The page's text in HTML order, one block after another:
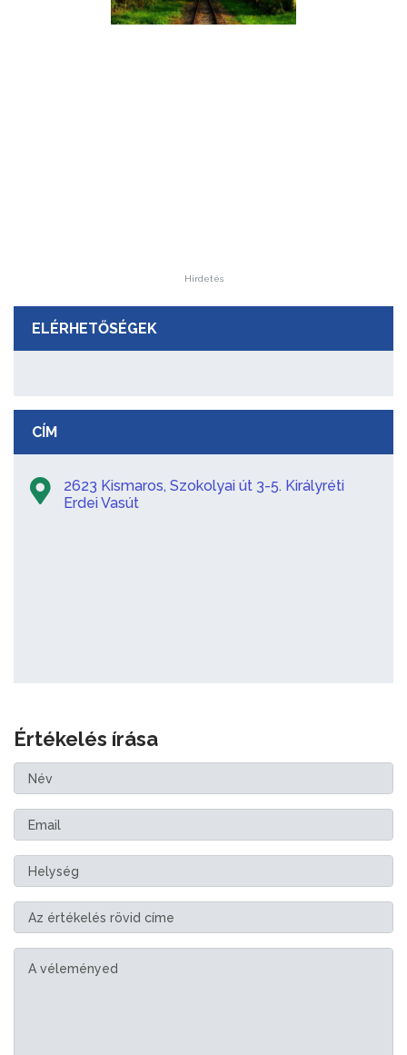
Hirdetés
ELÉRHETŐSÉGEK
CÍM
2623 Kismaros, Szokolyai út 3-5. Királyréti
Erdei Vasút
Értékelés írása